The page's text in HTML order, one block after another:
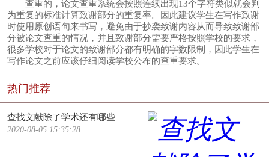
查重的，论文查重系统会按照连续出现13个字符类似就会判
为重复的标准计算致谢部分的重复率。因此建议学生在写作致谢
时使用原创语句来书写，避免由于抄袭致谢内容从而导致致谢部
分被论文查重的情况，并且致谢部分需要严格按照学校的要求，
很多学校对于论文的致谢部分都有明确的字数限制，因此学生在
写作论文之前应该仔细阅读学校公布的查重要求。
热门推荐
查找文献除了学术还有哪些
2020-08-05 15:35:28